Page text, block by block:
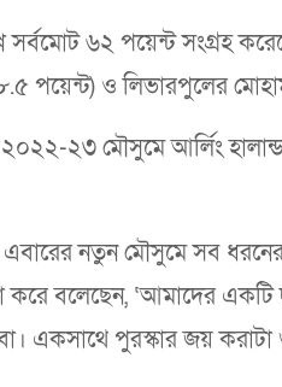
৬২ পয়েন্ট সংগ্রহ
পয়েন্ট) ও লিভারপুলের
২৩ মৌসুমে আর্লিং
নতুন মৌসুমে সব ধরনের
করে বলেছেন, ‘আমাদের
একসাথে পুরস্কার জয়